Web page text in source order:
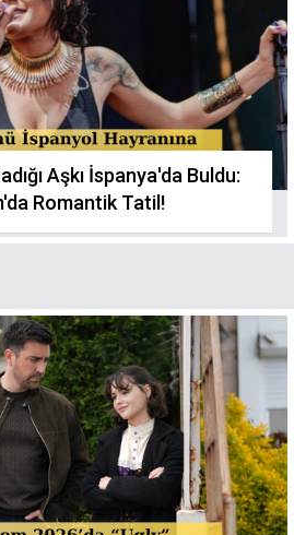
Aşkı İspanya'da Buldu:
Romantik Tatil!